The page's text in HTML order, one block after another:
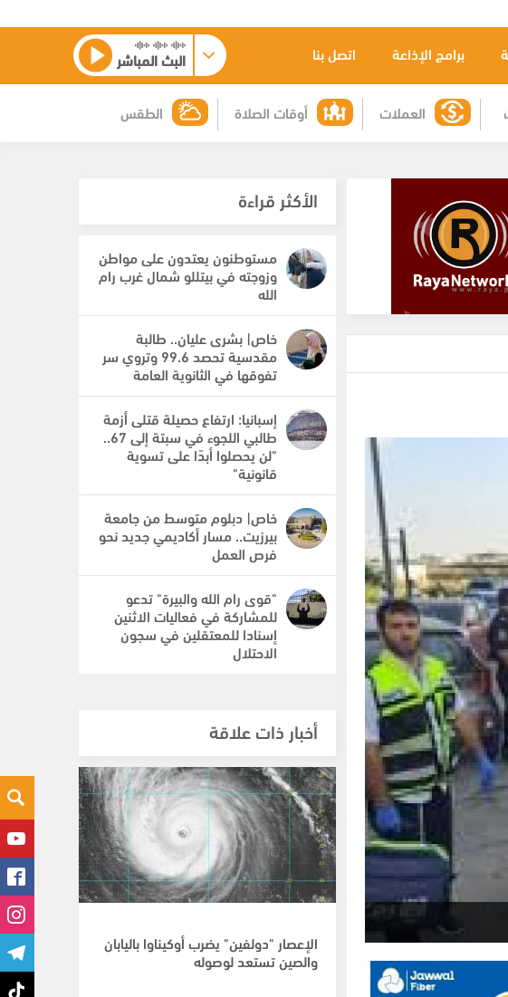
برامج الإذاعة اتصل بنا البث المباشر
الطقس أوقات الصلاة العملات
الأكثر قراءة
مستوطنون يعتدون على مواطن
وزوجته في بيتللو شمال غرب رام
الله
خاص| بشرى عليان.. طالبة
مقدسية تحصد 99.6 وتروي سر
تفوقها في الثانوية العامة
إسبانيا: ارتفاع حصيلة قتلى أزمة
طالبي اللجوء في سبتة إلى 67..
"لن يحصلوا أبدًا على تسوية
قانونية"
خاص| دبلوم متوسط من جامعة
بيرزيت.. مسار أكاديمي جديد نحو
فرص العمل
"قوى رام الله والبيرة" تدعو
للمشاركة في فعاليات الاثنين
إسنادا للمعتقلين في سجون
الاحتلال
أخبار ذات علاقة
الإعصار "دولفين" يضرب أوكيناوا باليابان
والصين تستعد لوصوله